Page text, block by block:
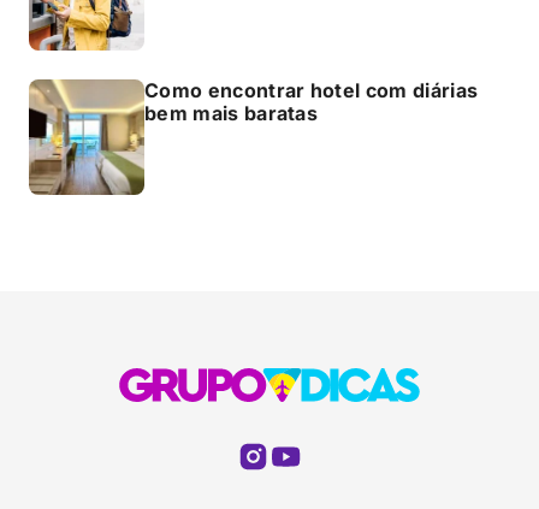
Como encontrar hotel com diárias
bem mais baratas